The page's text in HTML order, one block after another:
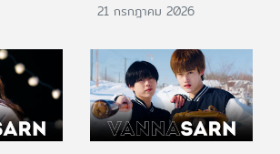
21 กรกฎาคม 2026